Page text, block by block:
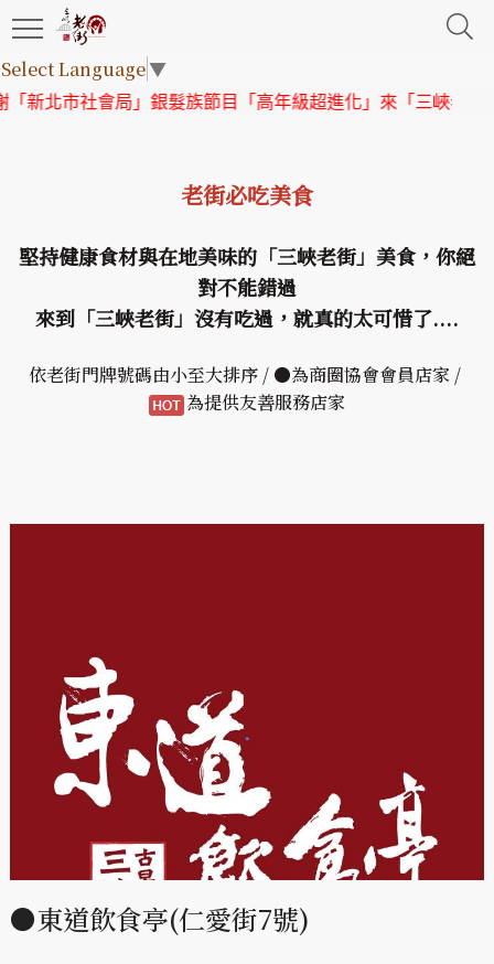
Select Language▼
市社會局」銀髮族節目「高年級超進化」來「三峽老街」取景
老街必吃美食
堅持健康食材與在地美味的「三峽老街」美食，你絕
對不能錯過
來到「三峽老街」沒有吃過，就真的太可惜了....
依老街門牌號碼由小至大排序 / ●為商圈協會會員店家 /
為提供友善服務店家
●東道飲食亭(仁愛街7號)